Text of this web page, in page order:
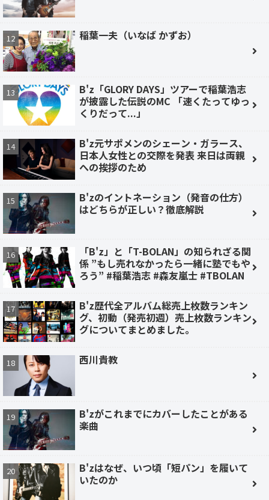
稲葉一夫（いなば かずお）
B'z「GLORY DAYS」ツアーで稲葉浩志
が披露した伝説のMC 「速くたってゆっ
くりだって...」
B'z元サポメンのシェーン・ガラース、
日本人女性との交際を発表 来日は両親
への挨拶のため
B'zのイントネーション（発音の仕方）
はどちらが正しい？徹底解説
「B'z」と「T-BOLAN」の知られざる関
係 ”もし売れなかったら一緒に塾でもや
ろう” #稲葉浩志 #森友嵐士 #TBOLAN
B'z歴代全アルバム総売上枚数ランキン
グ、初動（発売初週）売上枚数ランキン
グについてまとめました。
西川貴教
B'zがこれまでにカバーしたことがある
楽曲
B'zはなぜ、いつ頃「短パン」を履いて
いたのか